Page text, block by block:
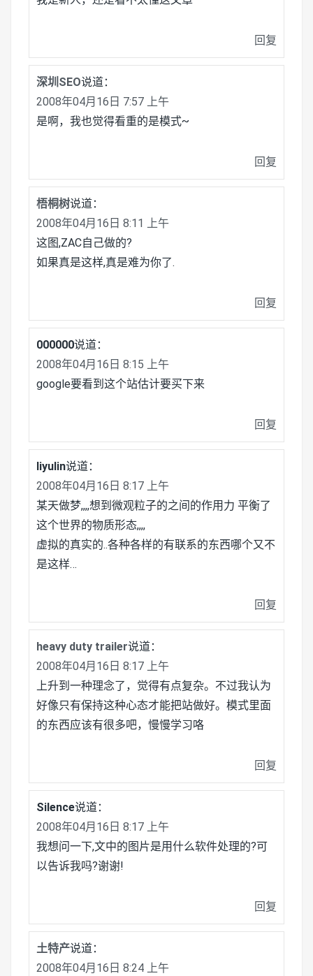
回复
深圳SEO说道：
2008年04月16日 7:57 上午
是啊，我也觉得看重的是模式~
回复
梧桐树说道：
2008年04月16日 8:11 上午
这图,ZAC自己做的?
如果真是这样,真是难为你了.
回复
000000说道：
2008年04月16日 8:15 上午
google要看到这个站估计要买下来
回复
liyulin说道：
2008年04月16日 8:17 上午
某天做梦,,,,想到微观粒子的之间的作用力 平衡了
这个世界的物质形态,,,,
虚拟的真实的..各种各样的有联系的东西哪个又不
是这样…
回复
heavy duty trailer说道：
2008年04月16日 8:17 上午
上升到一种理念了，觉得有点复杂。不过我认为
好像只有保持这种心态才能把站做好。模式里面
的东西应该有很多吧，慢慢学习咯
回复
Silence说道：
2008年04月16日 8:17 上午
我想问一下,文中的图片是用什么软件处理的?可
以告诉我吗?谢谢!
回复
土特产说道：
2008年04月16日 8:24 上午